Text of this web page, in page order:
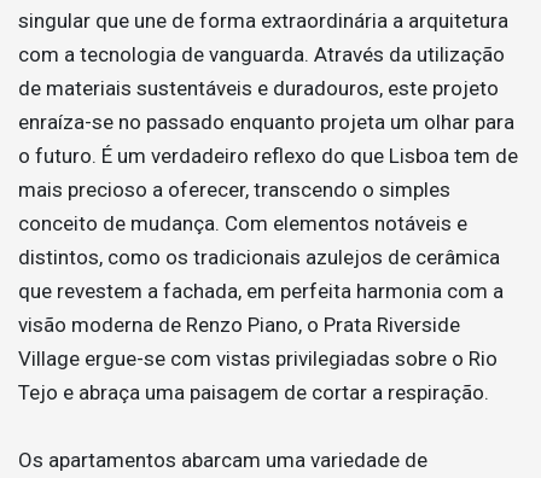
singular que une de forma extraordinária a arquitetura
com a tecnologia de vanguarda. Através da utilização
de materiais sustentáveis e duradouros, este projeto
enraíza-se no passado enquanto projeta um olhar para
o futuro. É um verdadeiro reflexo do que Lisboa tem de
mais precioso a oferecer, transcendo o simples
conceito de mudança. Com elementos notáveis e
distintos, como os tradicionais azulejos de cerâmica
que revestem a fachada, em perfeita harmonia com a
visão moderna de Renzo Piano, o Prata Riverside
Village ergue-se com vistas privilegiadas sobre o Rio
Tejo e abraça uma paisagem de cortar a respiração.
Os apartamentos abarcam uma variedade de